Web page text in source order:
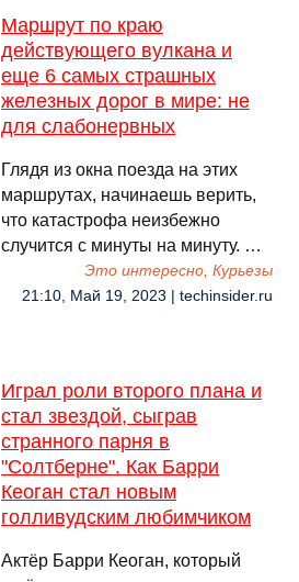
Маршрут по краю
действующего вулкана и
еще 6 самых страшных
железных дорог в мире: не
для слабонервных
Глядя из окна поезда на этих
маршрутах, начинаешь верить,
что катастрофа неизбежно
случится с минуты на минуту. …
Это интересно, Курьезы
21:10, Май 19, 2023 | techinsider.ru
Играл роли второго плана и
стал звездой, сыграв
странного парня в
"Солтберне". Как Барри
Кеоган стал новым
голливудским любимчиком
Актёр Барри Кеоган, который